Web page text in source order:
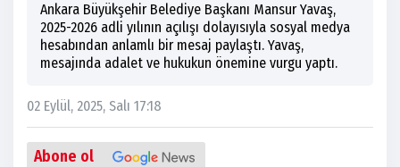
Ankara Büyükşehir Belediye Başkanı Mansur Yavaş,
2025-2026 adli yılının açılışı dolayısıyla sosyal medya
hesabından anlamlı bir mesaj paylaştı. Yavaş,
mesajında adalet ve hukukun önemine vurgu yaptı.
02 Eylül, 2025, Salı 17:18
Abone ol